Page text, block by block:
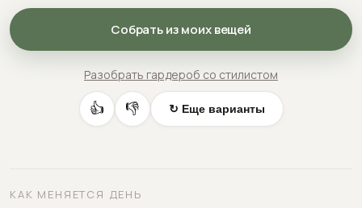
Собрать из моих вещей
Разобрать гардероб со стилистом
👍 👎 ↻ Еще варианты
КАК МЕНЯЕТСЯ ДЕНЬ